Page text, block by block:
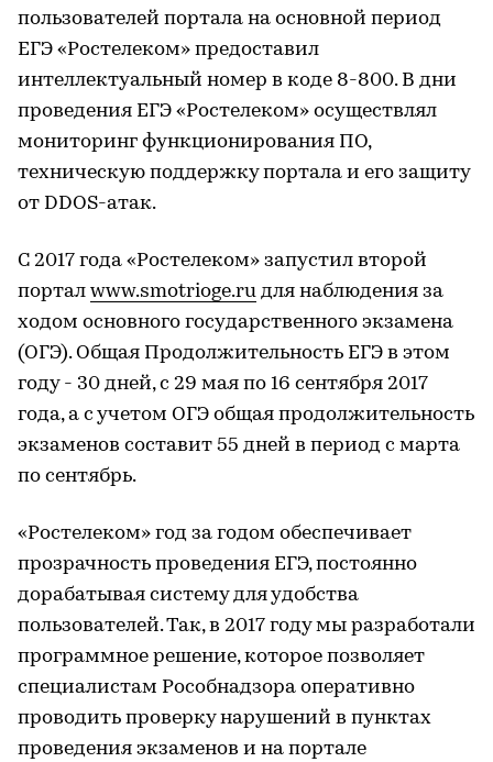
пользователей портала на основной период
ЕГЭ «Ростелеком» предоставил
интеллектуальный номер в коде 8-800. В дни
проведения ЕГЭ «Ростелеком» осуществлял
мониторинг функционирования ПО,
техническую поддержку портала и его защиту
от DDOS-атак.
С 2017 года «Ростелеком» запустил второй
портал www.smotrioge.ru для наблюдения за
ходом основного государственного экзамена
(ОГЭ). Общая Продолжительность ЕГЭ в этом
году - 30 дней, с 29 мая по 16 сентября 2017
года, а с учетом ОГЭ общая продолжительность
экзаменов составит 55 дней в период с марта
по сентябрь.
«Ростелеком» год за годом обеспечивает
прозрачность проведения ЕГЭ, постоянно
дорабатывая систему для удобства
пользователей. Так, в 2017 году мы разработали
программное решение, которое позволяет
специалистам Рособнадзора оперативно
проводить проверку нарушений в пунктах
проведения экзаменов и на портале